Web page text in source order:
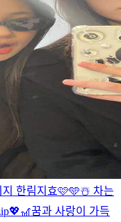
지 한림지효🩷🩵☃️ 차는
🎢꿈과 사랑이 가득